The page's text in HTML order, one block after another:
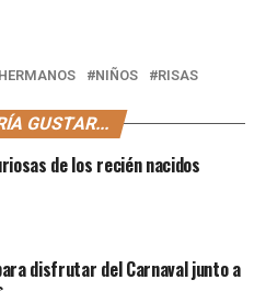
NIÑOS RISAS
GUSTAR...
de los recién nacidos
disfrutar del Carnaval junto a